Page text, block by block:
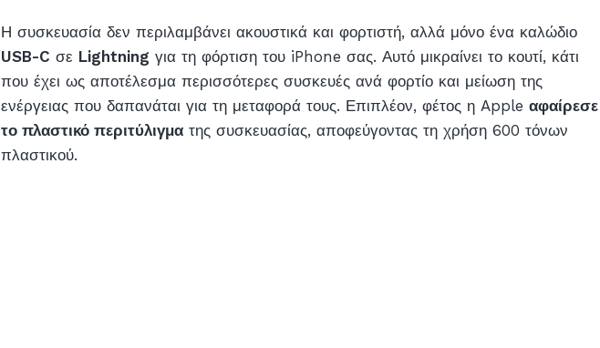
Η συσκευασία δεν περιλαμβάνει ακουστικά και φορτιστή, αλλά μόνο ένα καλώδιο
USB-C σε Lightning για τη φόρτιση του iPhone σας. Αυτό μικραίνει το κουτί, κάτι
που έχει ως αποτέλεσμα περισσότερες συσκευές ανά φορτίο και μείωση της
ενέργειας που δαπανάται για τη μεταφορά τους. Επιπλέον, φέτος η Apple αφαίρεσε
το πλαστικό περιτύλιγμα της συσκευασίας, αποφεύγοντας τη χρήση 600 τόνων
πλαστικού.